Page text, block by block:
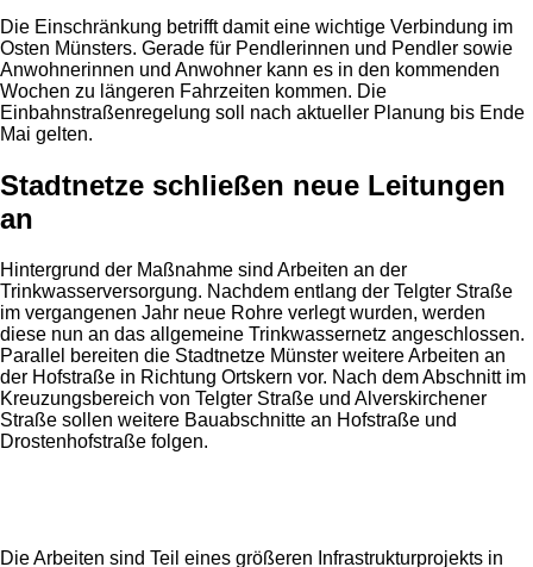
Die Einschränkung betrifft damit eine wichtige Verbindung im
Osten Münsters. Gerade für Pendlerinnen und Pendler sowie
Anwohnerinnen und Anwohner kann es in den kommenden
Wochen zu längeren Fahrzeiten kommen. Die
Einbahnstraßenregelung soll nach aktueller Planung bis Ende
Mai gelten.
Stadtnetze schließen neue Leitungen
an
Hintergrund der Maßnahme sind Arbeiten an der
Trinkwasserversorgung. Nachdem entlang der Telgter Straße
im vergangenen Jahr neue Rohre verlegt wurden, werden
diese nun an das allgemeine Trinkwassernetz angeschlossen.
Parallel bereiten die Stadtnetze Münster weitere Arbeiten an
der Hofstraße in Richtung Ortskern vor. Nach dem Abschnitt im
Kreuzungsbereich von Telgter Straße und Alverskirchener
Straße sollen weitere Bauabschnitte an Hofstraße und
Drostenhofstraße folgen.
Die Arbeiten sind Teil eines größeren Infrastrukturprojekts in